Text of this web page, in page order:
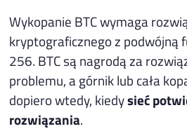
Wykopanie BTC wymaga
kryptograficznego z podwójną
256. BTC są nagrodą za
problemu, a górnik lub cała
dopiero wtedy, kiedysieć
rozwiązania.